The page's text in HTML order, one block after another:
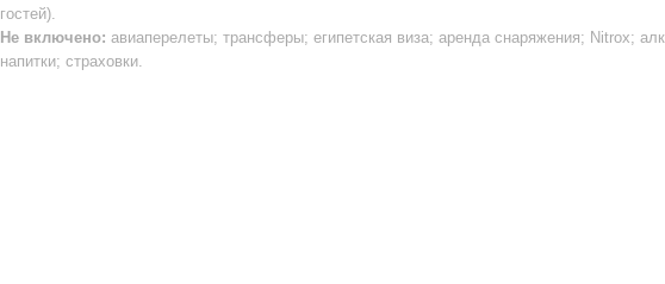
гостей).
Не включено: авиаперелеты; трансферы; египетская виза; аренда снаряжения; Nitrox;
напитки; страховки.